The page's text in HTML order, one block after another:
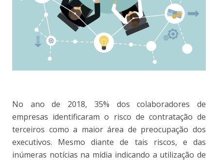
No ano de 2018, 35% dos colaboradores de
empresas identificaram o risco de contratação de
terceiros como a maior área de preocupação dos
executivos. Mesmo diante de tais riscos, e das
inúmeras notícias na mídia indicando a utilização de